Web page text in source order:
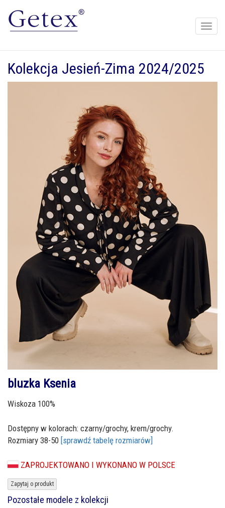
Toggle
Kolekcja Jesień-Zima 2024/2025
bluzka Ksenia
Wiskoza 100%
Dostępny w kolorach: czarny/grochy, krem/grochy.
Rozmiary 38-50 [sprawdź tabelę rozmiarów]
ZAPROJEKTOWANO I WYKONANO W POLSCE
Zapytaj o produkt
Pozostałe modele z kolekcji